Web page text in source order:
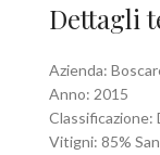
Dettagli
Azienda:
Anno: 2015
Classificazione:
Vitigni: 85%